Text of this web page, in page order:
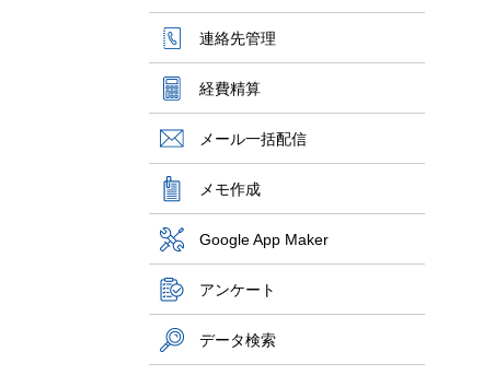
連絡先管理
経費精算
メール一括配信
メモ作成
Google App Maker
アンケート
データ検索